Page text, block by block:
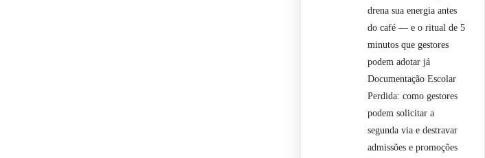
drena sua energia antes
do café — e o ritual de 5
minutos que gestores
podem adotar já
Documentação Escolar
Perdida: como gestores
podem solicitar a
segunda via e destravar
admissões e promoções